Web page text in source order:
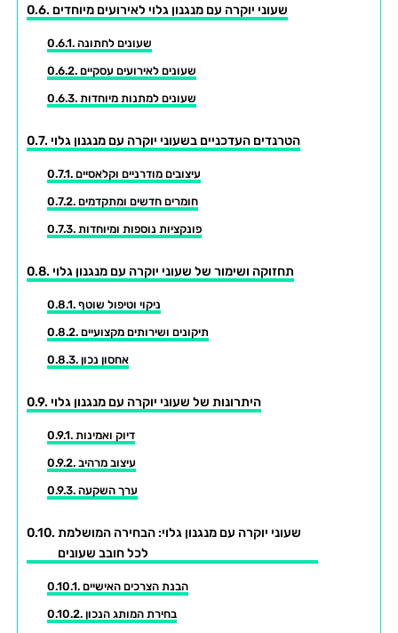
שעוני יוקרה עם מנגנון גלוי לאירועים מיוחדים
שעונים לחתונה
שעונים לאירועים עסקיים
שעונים למתנות מיוחדות
הטרנדים העדכניים בשעוני יוקרה עם מנגנון גלוי
עיצובים מודרניים וקלאסיים
חומרים חדשים ומתקדמים
פונקציות נוספות ומיוחדות
תחזוקה ושימור של שעוני יוקרה עם מנגנון גלוי
ניקוי וטיפול שוטף
תיקונים ושירותים מקצועיים
אחסון נכון
היתרונות של שעוני יוקרה עם מנגנון גלוי
דיוק ואמינות
עיצוב מרהיב
ערך השקעה
שעוני יוקרה עם מנגנון גלוי: הבחירה המושלמת
לכל חובב שעונים
הבנת הצרכים האישיים
בחירת המותג הנכון